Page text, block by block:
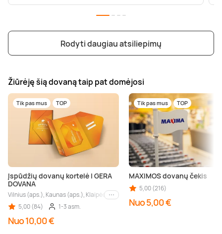
Rodyti daugiau atsiliepimų
Žiūrėję šią dovaną taip pat domėjosi
Tik pas mus TOP
Įspūdžių dovanų kortelė | GERA
DOVANA
Vilnius (aps.), Kaunas (aps.), Klaipėda (aps.), Palanga (aps.), Nida (aps.),
Kiti miestai
5,00 (84)
1-3 asm.
Nuo 10,00 €
Tik pas mus TOP
MAXIMOS dovanų čekis
5,00 (216)
Nuo 5,00 €